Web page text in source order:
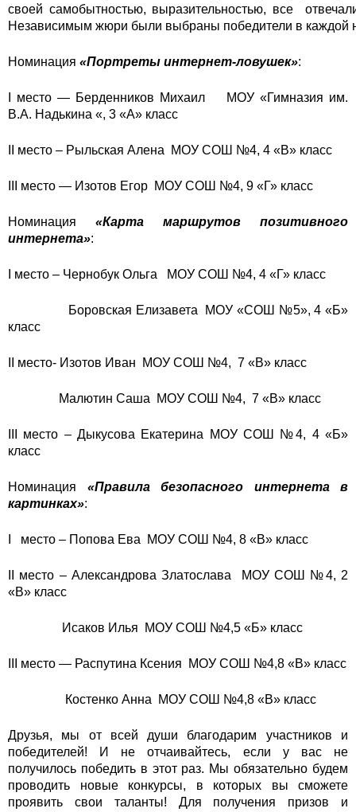
своей самобытностью, выразительностью, все
Независимым жюри были выбраны победители в каждой
Номинация «Портреты интернет-ловушек»:
I место — Берденников Михаил МОУ «Гимназия им.
В.А. Надькина «, 3 «А» класс
II место – Рыльская Алена МОУ СОШ №4, 4 «В» класс
III место — Изотов Егор МОУ СОШ №4, 9 «Г» класс
Номинация «Карта маршрутов позитивного
интернета»:
I место – Чернобук Ольга МОУ СОШ №4, 4 «Г» класс
Боровская Елизавета МОУ «СОШ №5», 4 «Б»
класс
II место- Изотов Иван МОУ СОШ №4, 7 «В» класс
Малютин Саша МОУ СОШ №4, 7 «В» класс
III место – Дыкусова Екатерина МОУ СОШ №4, 4 «Б»
класс
Номинация «Правила безопасного интернета в
картинках»:
I место – Попова Ева МОУ СОШ №4, 8 «В» класс
II место – Александрова Златослава МОУ СОШ №4, 2
«В» класс
Исаков Илья МОУ СОШ №4,5 «Б» класс
III место — Распутина Ксения МОУ СОШ №4,8 «В» класс
Костенко Анна МОУ СОШ №4,8 «В» класс
Друзья, мы от всей души благодарим участников и
победителей! И не отчаивайтесь, если у вас не
получилось победить в этот раз. Мы обязательно будем
проводить новые конкурсы, в которых вы сможете
проявить свои таланты! Для получения призов и